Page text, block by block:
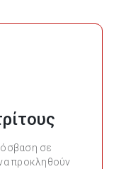
σε
προκληθούν